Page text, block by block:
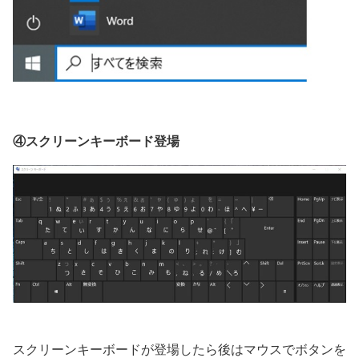
④スクリーンキーボード登場
スクリーンキーボードが登場したら後はマウスでボタンを